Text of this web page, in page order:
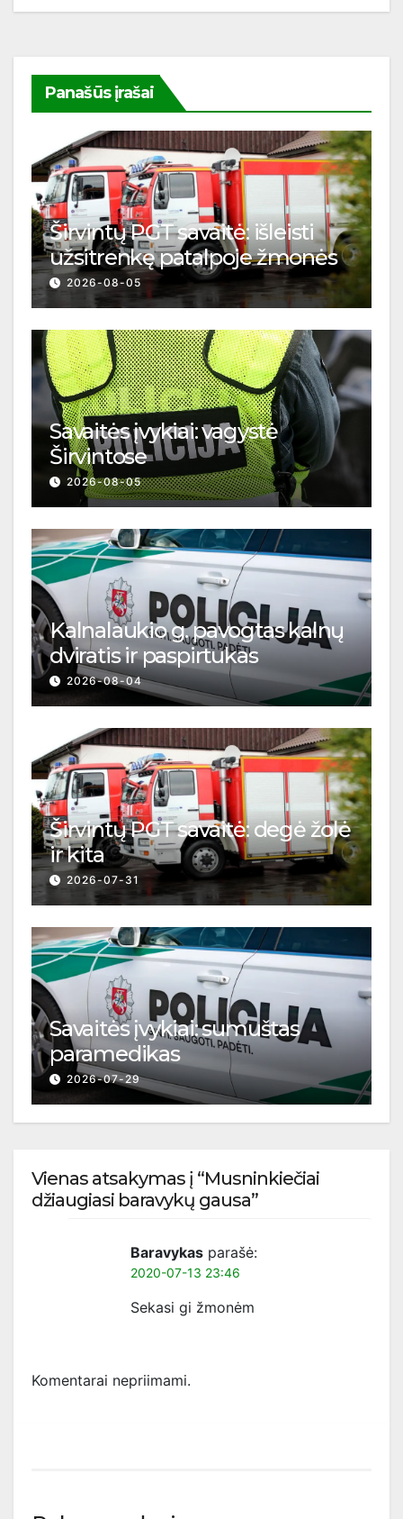
Panašūs įrašai
Širvintų PGT savaitė: išleisti
užsitrenkę patalpoje žmonės
2026-08-05
Savaitės įvykiai: vagystė
Širvintose
2026-08-05
Kalnalaukio g. pavogtas kalnų
dviratis ir paspirtukas
2026-08-04
Širvintų PGT savaitė: degė žolė
ir kita
2026-07-31
Savaitės įvykiai: sumuštas
paramedikas
2026-07-29
Vienas atsakymas į “Musninkiečiai
džiaugiasi baravykų gausa”
Baravykas parašė:
2020-07-13 23:46
Sekasi gi žmonėm
Komentarai nepriimami.